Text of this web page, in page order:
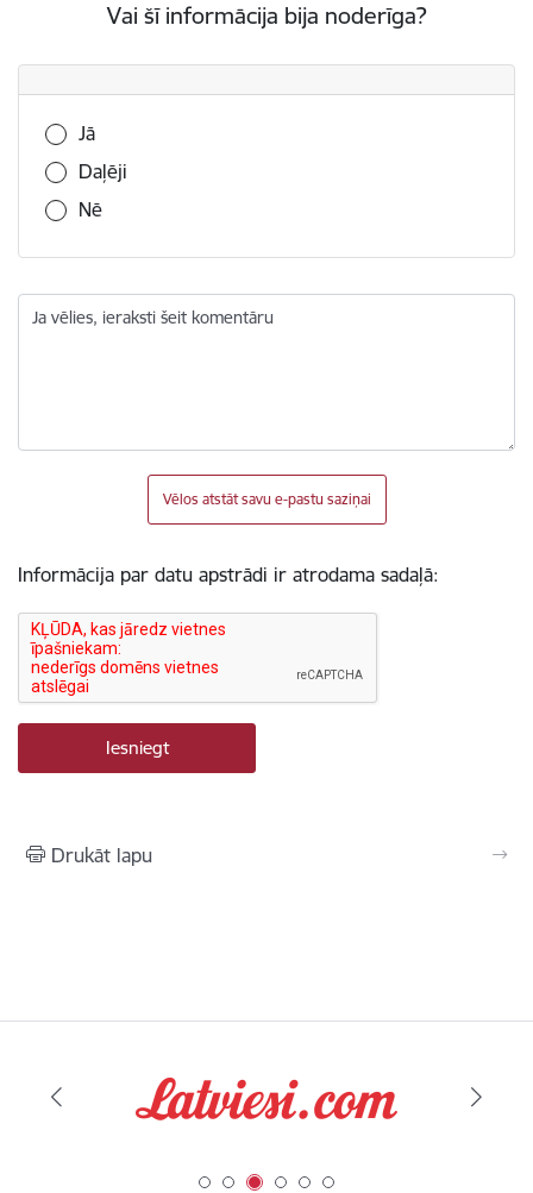
Vai šī informācija bija noderīga?
Vai šī informācija bija noderīga?
Jā
Daļēji
Nē
Ja vēlies, ieraksti šeit komentāru
Vēlos atstāt savu e-pastu saziņai
Informācija par datu apstrādi ir atrodama sadaļā:
Drukāt lapu